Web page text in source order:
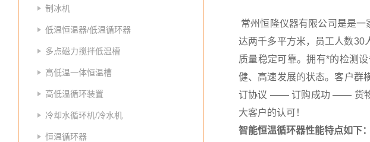
制冰机
低温恒温器/低温循环器
多点磁力搅拌低温槽
高低温一体恒温槽
高低温循环装置
冷却水循环机/冷水机
恒温循环器
常州恒隆仪器有限公司是是
达两千多平方米，员工人数30
质量稳定可靠。拥有*的检测
健、高速发展的状态。客户群
订协议 —— 订购成功 —— 货物
大客户的认可！
智能恒温循环器性能特点如下：